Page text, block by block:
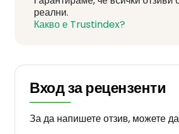
реални.
Какво е Trustindex?
Вход за рецензенти
За да напишете отзив, можете да